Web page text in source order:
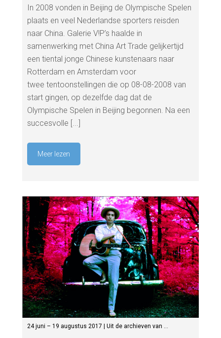
In 2008 vonden in Beijing de Olympische Spelen
plaats en veel Nederlandse sporters reisden
naar China. Galerie V!P’s haalde in
samenwerking met China Art Trade gelijkertijd
een tiental jonge Chinese kunstenaars naar
Rotterdam en Amsterdam voor
twee tentoonstellingen die op 08-08-2008 van
start gingen, op dezelfde dag dat de
Olympische Spelen in Beijing begonnen. Na een
succesvolle [...]
Meer lezen
24 juni – 19 augustus 2017 | Uit de archieven van …